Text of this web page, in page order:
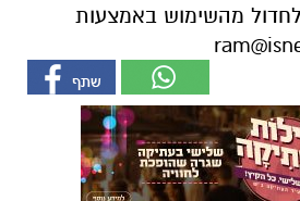
מהשימוש באמצעות